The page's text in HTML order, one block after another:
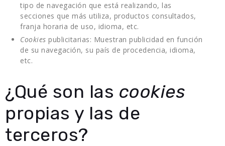
tipo de navegación que está realizando, las
secciones que más utiliza, productos consultados,
franja horaria de uso, idioma, etc.
Cookies publicitarias: Muestran publicidad en función
de su navegación, su país de procedencia, idioma,
etc.
¿Qué son las cookies
propias y las de
terceros?